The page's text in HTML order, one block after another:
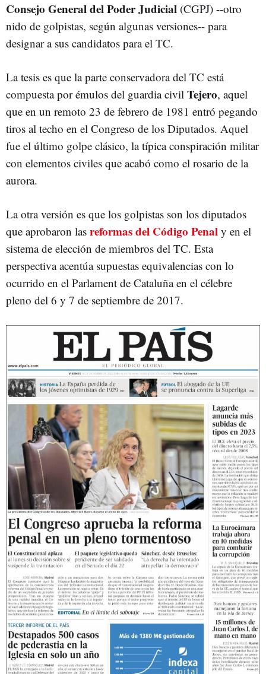
Consejo General del Poder Judicial (CGPJ) --otro
nido de golpistas, según algunas versiones-- para
designar a sus candidatos para el TC.
La tesis es que la parte conservadora del TC está
compuesta por émulos del guardia civil Tejero, aquel
que en un remoto 23 de febrero de 1981 entró pegando
tiros al techo en el Congreso de los Diputados. Aquel
fue el último golpe clásico, la típica conspiración militar
con elementos civiles que acabó como el rosario de la
aurora.
La otra versión es que los golpistas son los diputados
que aprobaron las reformas del Código Penal y en el
sistema de elección de miembros del TC. Esta
perspectiva acentúa supuestas equivalencias con lo
ocurrido en el Parlament de Cataluña en el célebre
pleno del 6 y 7 de septiembre de 2017.